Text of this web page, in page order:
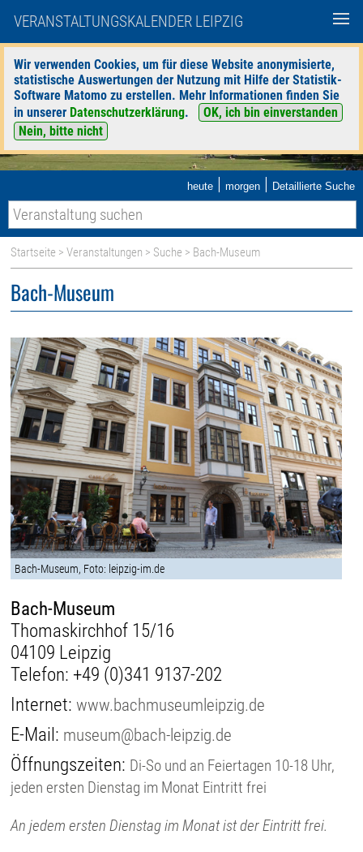
VERANSTALTUNGSKALENDER LEIPZIG
Wir verwenden Cookies, um für diese Website anonymisierte,
statistische Auswertungen der Nutzung mit Hilfe der Statistik-
Software Matomo zu erstellen. Mehr Informationen finden Sie
in unserer Datenschutzerklärung.
OK, ich bin einverstanden
Nein, bitte nicht
heute | morgen | Detaillierte Suche
Startseite >Veranstaltungen > Suche > Bach-Museum
Bach-Museum
Bach-Museum, Foto: leipzig-im.de
Bach-Museum
Thomaskirchhof 15/16
04109 Leipzig
Telefon: +49 (0)341 9137-202
Internet:www.bachmuseumleipzig.de
E-Mail: museum@bach-leipzig.de
Öffnungszeiten: Di-So und an Feiertagen 10-18 Uhr,
jeden ersten Dienstag im Monat Eintritt frei
An jedem ersten Dienstag im Monat ist der Eintritt frei.